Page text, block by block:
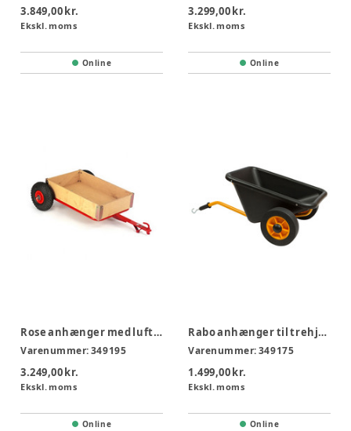
3.849,00 kr.
Ekskl. moms
Online
3.299,00 kr.
Ekskl. moms
Online
Rose anhænger med lufthjul
Varenummer:349195
3.249,00 kr.
Ekskl. moms
Online
Rabo anhænger til trehjulet cykel
Varenummer:349175
1.499,00 kr.
Ekskl. moms
Online